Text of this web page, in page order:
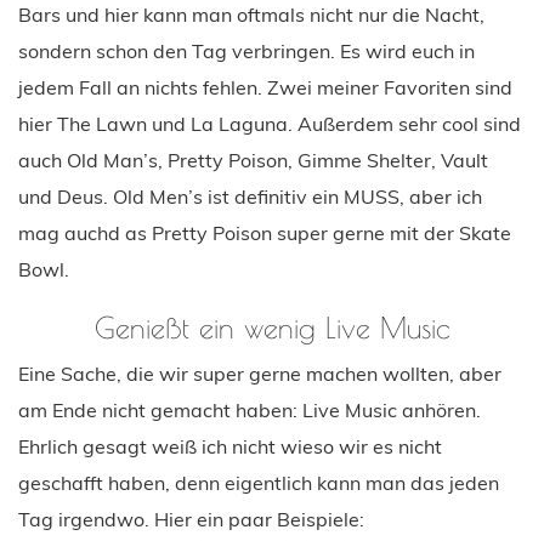
Bars und hier kann man oftmals nicht nur die Nacht,
sondern schon den Tag verbringen. Es wird euch in
jedem Fall an nichts fehlen. Zwei meiner Favoriten sind
hier The Lawn und La Laguna. Außerdem sehr cool sind
auch Old Man’s, Pretty Poison, Gimme Shelter, Vault
und Deus. Old Men’s ist definitiv ein MUSS, aber ich
mag auchd as Pretty Poison super gerne mit der Skate
Bowl.
Genießt ein wenig Live Music
Eine Sache, die wir super gerne machen wollten, aber
am Ende nicht gemacht haben: Live Music anhören.
Ehrlich gesagt weiß ich nicht wieso wir es nicht
geschafft haben, denn eigentlich kann man das jeden
Tag irgendwo. Hier ein paar Beispiele: